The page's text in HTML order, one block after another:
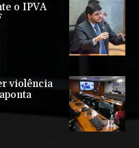
o IPVA
violência